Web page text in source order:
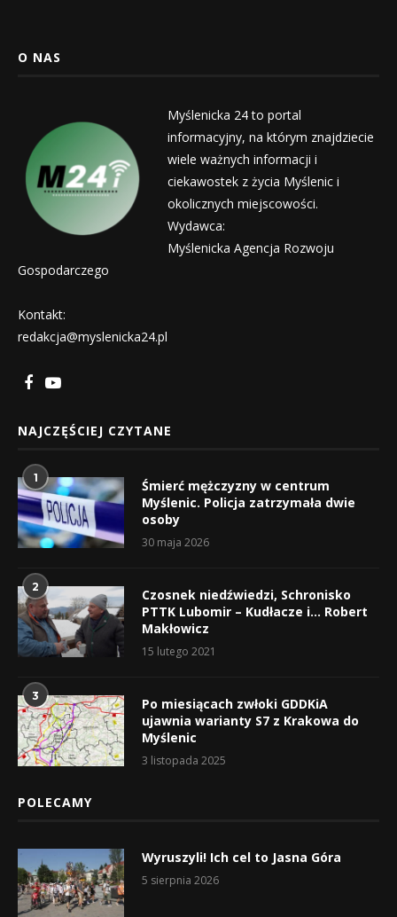
O NAS
Myślenicka 24 to portal
informacyjny, na którym znajdziecie
wiele ważnych informacji i
ciekawostek z życia Myślenic i
okolicznych miejscowości.
Wydawca:
Myślenicka Agencja Rozwoju
Gospodarczego
Kontakt:
redakcja@myslenicka24.pl
NAJCZĘŚCIEJ CZYTANE
1
Śmierć mężczyzny w centrum
Myślenic. Policja zatrzymała dwie
osoby
30 maja 2026
2
Czosnek niedźwiedzi, Schronisko
PTTK Lubomir – Kudłacze i… Robert
Makłowicz
15 lutego 2021
3
Po miesiącach zwłoki GDDKiA
ujawnia warianty S7 z Krakowa do
Myślenic
3 listopada 2025
POLECAMY
Wyruszyli! Ich cel to Jasna Góra
5 sierpnia 2026